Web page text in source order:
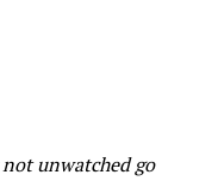
unwatched go